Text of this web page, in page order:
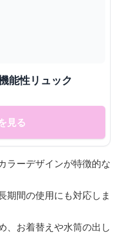
能性リュック
見る
ラーデザインが特徴的な
期間の使用にも対応しま
、お着替えや水筒の出し